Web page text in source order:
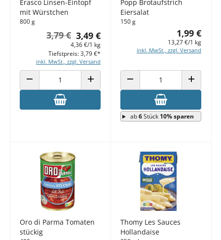
Erasco Linsen-Eintopf
mit Würstchen
800 g
3,49 €
3,79 €
4,36 €/1 kg
inkl. MwSt., zzgl. Versand
Tiefstpreis: 3,79 €*
ANZAHL VERRINGERN ANZAHL ERHÖHEN
Popp Brotaufstrich
Eiersalat
150 g
1,99 €
13,27 €/1 kg
inkl. MwSt., zzgl. Versand
ANZAHL VERRINGERN ANZAHL
ab6Stück 10% sparen
Oro di Parma Tomaten
stückig
Thomy Les Sauces
Hollandaise